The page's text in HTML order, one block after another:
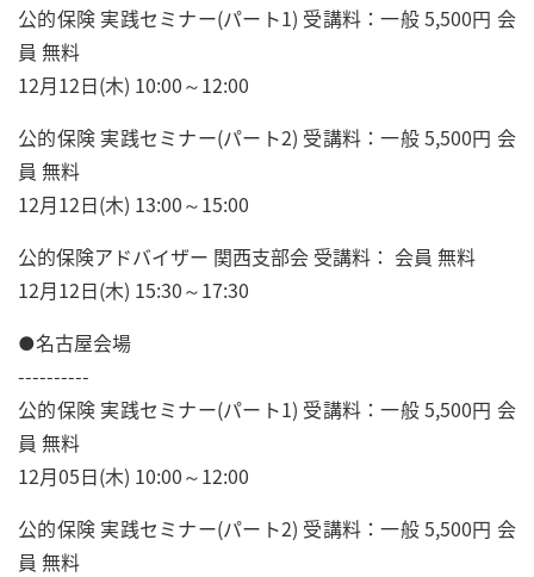
公的保険 実践セミナー(パート1) 受講料：一般 5,500円 会
員 無料
12月12日(木) 10:00～12:00
公的保険 実践セミナー(パート2) 受講料：一般 5,500円 会
員 無料
12月12日(木) 13:00～15:00
公的保険アドバイザー 関西支部会 受講料： 会員 無料
12月12日(木) 15:30～17:30
●名古屋会場
----------
公的保険 実践セミナー(パート1) 受講料：一般 5,500円 会
員 無料
12月05日(木) 10:00～12:00
公的保険 実践セミナー(パート2) 受講料：一般 5,500円 会
員 無料